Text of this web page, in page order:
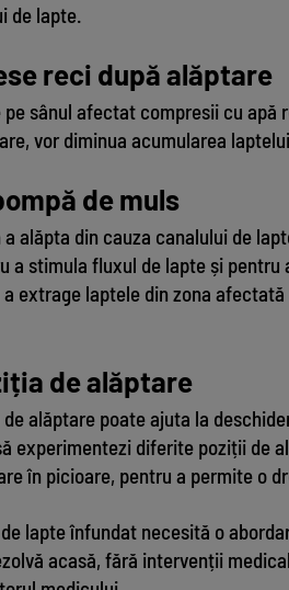
de lapte.
reci după alăptare
pe sânul afectat compresii cu apă
vor diminua acumularea
de muls
alăpta din cauza canalului de
a stimula fluxul de lapte și
extrage laptele din zona
de alăptare
alăptare poate ajuta la
experimentezi diferite poziții de
în picioare, pentru a permite o
lapte înfundat necesită o
acasă, fără intervenții